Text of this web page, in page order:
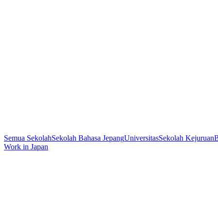
Semua SekolahSekolah Bahasa JepangUniversitasSekolah Kejuruan
Work in Japan